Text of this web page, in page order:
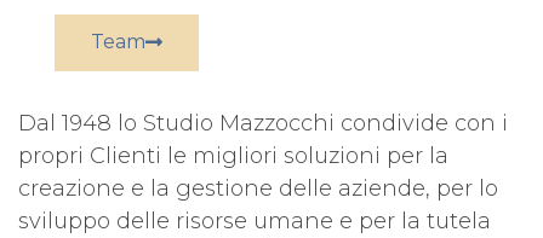
Team
Dal 1948 lo Studio Mazzocchi condivide con i
propri Clienti le migliori soluzioni per la
creazione e la gestione delle aziende, per lo
sviluppo delle risorse umane e per la tutela